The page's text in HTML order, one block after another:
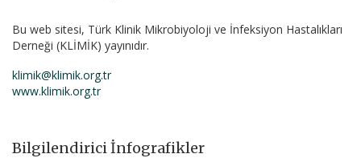
Bu web sitesi, Türk Klinik Mikrobiyoloji ve İnfeksiyon Hastalıkları
Derneği (KLİMİK) yayınıdır.
klimik@klimik.org.tr
www.klimik.org.tr
Bilgilendirici İnfografikler